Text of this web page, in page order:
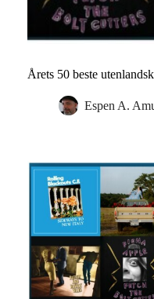
Årets 50 beste
Espen A.